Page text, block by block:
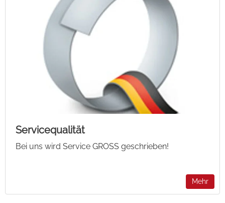
Servicequalität
Bei uns wird Service GROSS geschrieben!
Mehr